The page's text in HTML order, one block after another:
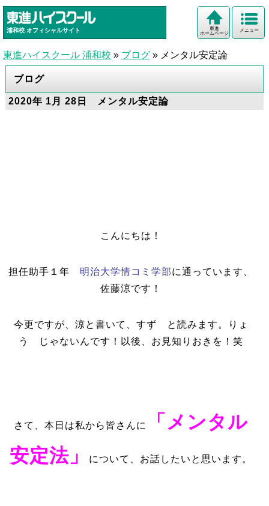
浦和校 オフィシャルサイト メニュー
東進
ホームページ
東進ハイスクール 浦和校 » ブログ » メンタル安定論
ブログ
2020年 1月 28日 メンタル安定論
こんにちは！
担任助手１年 明治大学情コミ学部に通っています、
佐藤涼です！
今更ですが、涼と書いて、すず と読みます。りょ
う じゃないんです！以後、お見知りおきを！笑
さて、本日は私から皆さんに
「メンタル
安定法」
について、お話したいと思います。